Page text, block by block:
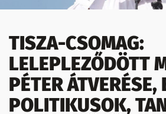
TISZA-CSOMAG:
LELEPLEZŐDÖTT
PÉTER
POLITIKUSOK,